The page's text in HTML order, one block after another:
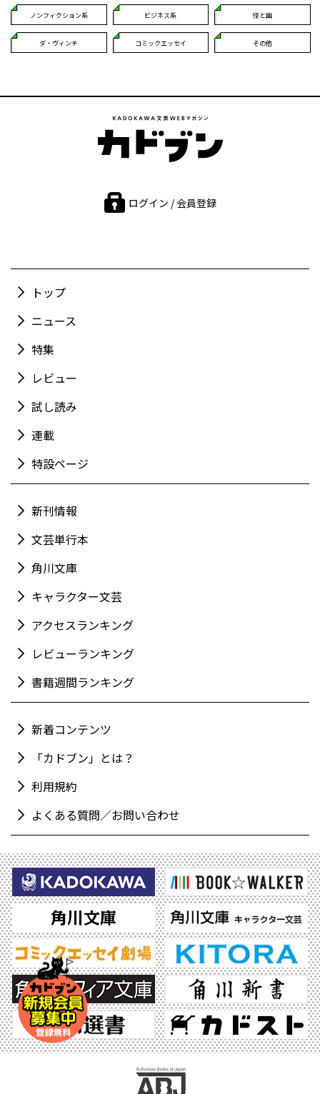
ノンフィクション系 ビジネス系 怪と幽
ダ・ヴィンチ コミックエッセイ その他
ログイン / 会員登録
トップ
ニュース
特集
レビュー
試し読み
連載
特設ページ
新刊情報
文芸単行本
角川文庫
キャラクター文芸
アクセスランキング
レビューランキング
書籍週間ランキング
新着コンテンツ
「カドブン」とは？
利用規約
よくある質問／お問い合わせ